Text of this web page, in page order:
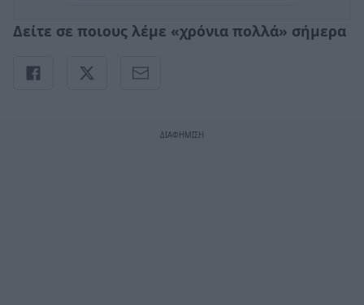
Δείτε σε ποιους λέμε «χρόνια πολλά» σήμερα